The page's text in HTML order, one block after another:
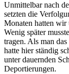
Unmittelbar nach
setzten die
Monaten hatten wir
Wenig später
tragen. Als man
hatte hier ständig
unter dauernden
Deportierungen.